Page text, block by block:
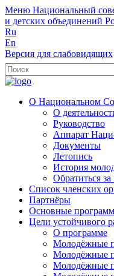
Меню Национальный
и детских объединений
Ru
En
Версия для слабовидящих
О Национальном
О
Руководство
Аппарат
Документы
Летопись
История
Обратиться за
Список членских
Партнёры
Основные
Цели устойчивого
О программе
Молодёжные
Молодёжные
Молодёжные